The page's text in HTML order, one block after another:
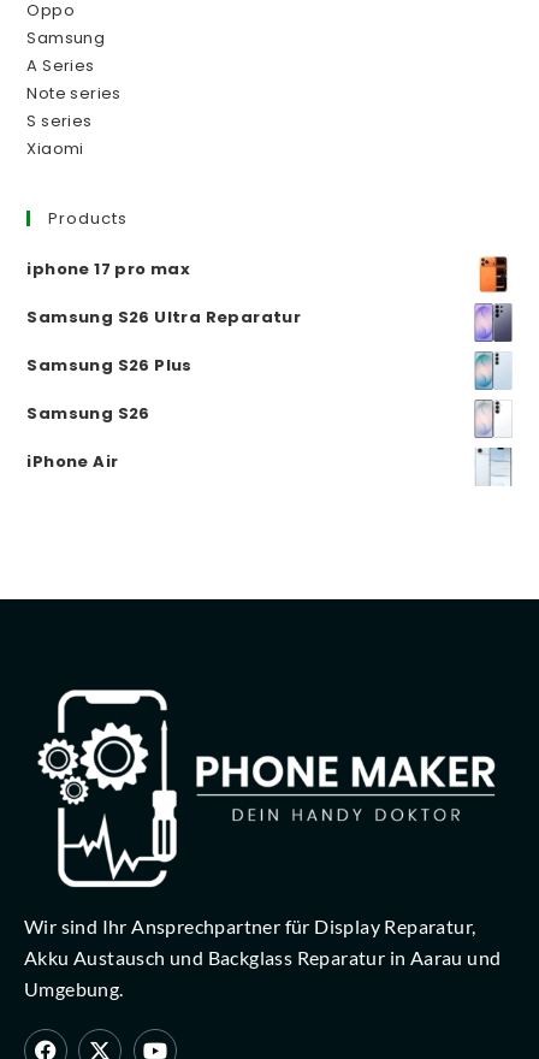
Oppo
Samsung
A Series
Note series
S series
Xiaomi
Products
iphone 17 pro max
Samsung S26 Ultra Reparatur
Samsung S26 Plus
Samsung S26
iPhone Air
Wir sind Ihr Ansprechpartner für Display Reparatur,
Akku Austausch und Backglass Reparatur in Aarau und
Umgebung.